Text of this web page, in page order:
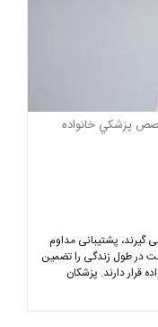
پزشكي خانواده
گیرند، پشتیبانی مداوم
در طول زندگی را تضمین
قرار دارند. پزشکان